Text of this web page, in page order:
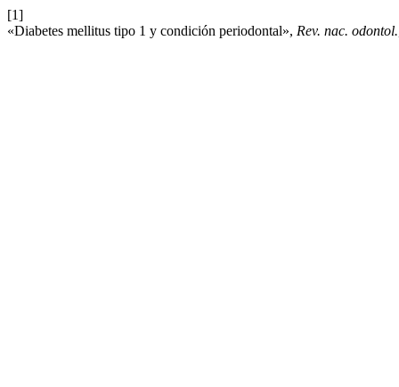
[1]
«Diabetes mellitus tipo 1 y condición periodontal», Rev. nac. odontol.